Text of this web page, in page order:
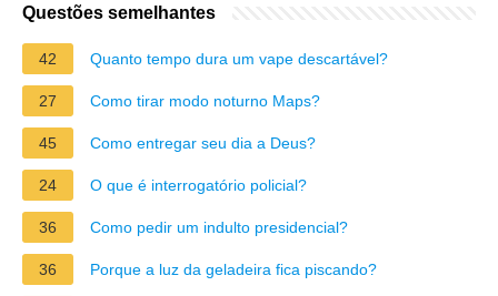
Questões semelhantes
42 Quanto tempo dura um vape descartável?
27 Como tirar modo noturno Maps?
45 Como entregar seu dia a Deus?
24 O que é interrogatório policial?
36 Como pedir um indulto presidencial?
36 Porque a luz da geladeira fica piscando?